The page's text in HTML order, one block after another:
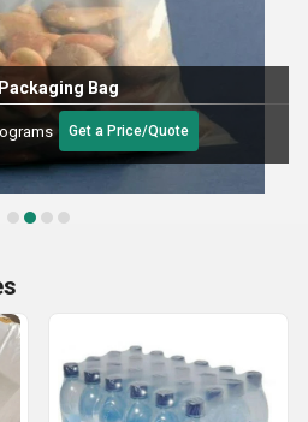
Bag
Get a Price/Quote